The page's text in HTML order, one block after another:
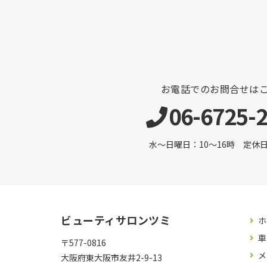
お電話でのお問合せは
06-6725-
水～日曜日：10～16時 定休
ビューティサロンツミ
〒577-0816
大阪府東大阪市友井2-9-13